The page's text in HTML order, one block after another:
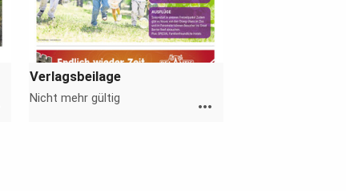
Verlagsbeilage
Nicht mehr gültig more_horiz